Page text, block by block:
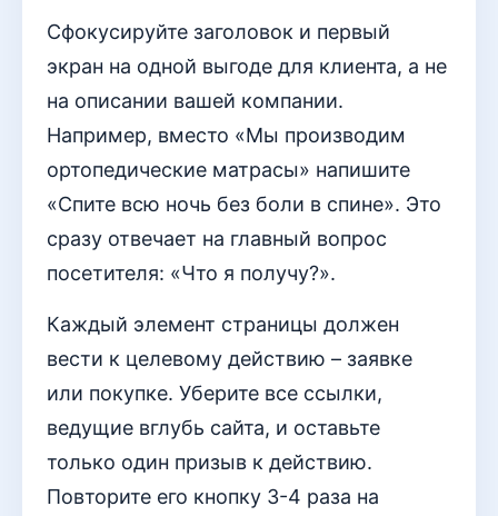
Сфокусируйте заголовок и первый
экран на одной выгоде для клиента, а не
на описании вашей компании.
Например, вместо «Мы производим
ортопедические матрасы» напишите
«Спите всю ночь без боли в спине». Это
сразу отвечает на главный вопрос
посетителя: «Что я получу?».
Каждый элемент страницы должен
вести к целевому действию – заявке
или покупке. Уберите все ссылки,
ведущие вглубь сайта, и оставьте
только один призыв к действию.
Повторите его кнопку 3-4 раза на